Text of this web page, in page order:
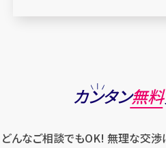
カンタン無
どんなご相談でもOK! 無理な交渉